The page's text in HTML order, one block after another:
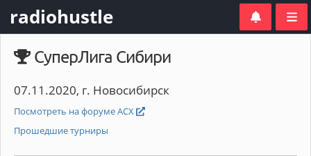
radiohustle
СуперЛига Сибири
07.11.2020, г. Новосибирск
Посмотреть на форуме АСХ
Прошедшие турниры